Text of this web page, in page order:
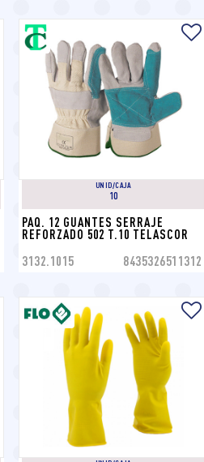
UNID/CAJA
10
PAQ. 12 GUANTES SERRAJE
REFORZADO 502 T.10 TELASCOR
3132.1015 8435326511312